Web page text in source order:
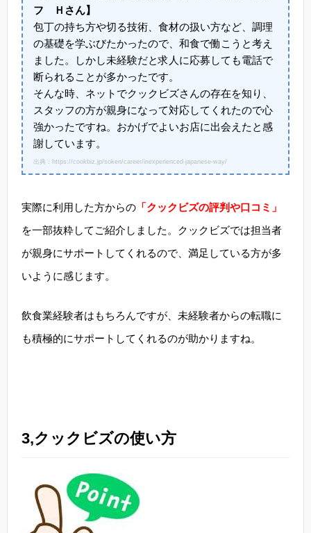
フ Ｈさん】
包丁の持ち方や切る技術、食材の扱い方など、調理
の基礎を学ぶびたかったので、和食で働こうと考え
ました。しかし未経験だと求人に応募しても電話で
断られることが多かったです。
そんな時、ネットでクックビズさんの存在を知り、
スタッフの方が親身になって対応してくれたので心
強かったですね。おかげでよいお店に出会えたと感
謝しています。
出典：https://cookbiz.jp/soken/career/inexperienced-japanese-way/
実際に利用した方からの 「クックビズの評判や口コミ」
を一部抜粋してご紹介しました。クックビズでは担当者
が親身にサポートしてくれるので、満足している方が多
いように感じます。
飲食業経験者はもちろんですが、未経験者からの転職に
も積極的にサポートしてくれるのが助かりますね。
3,クックビズの使い方